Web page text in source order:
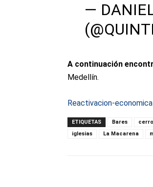
—
A continuación
Medellín.
Reactivacion-economica
ETIQUETAS Bares
iglesias
La Macarena